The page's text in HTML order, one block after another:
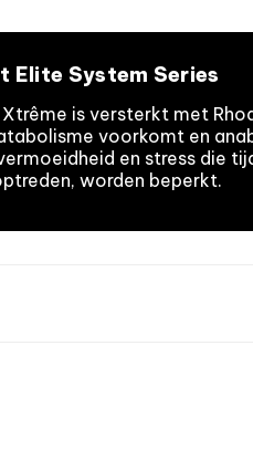
Elite System Series
is versterkt met
voorkomt en
en stress die
worden beperkt.